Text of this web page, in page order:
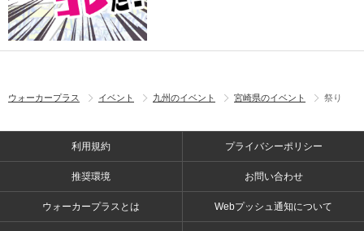
ウォーカープラス イベント 九州のイベント 宮崎県のイベント 祭り
利用規約 プライバシーポリシー
推奨環境 お問い合わせ
ウォーカープラスとは Webプッシュ通知について